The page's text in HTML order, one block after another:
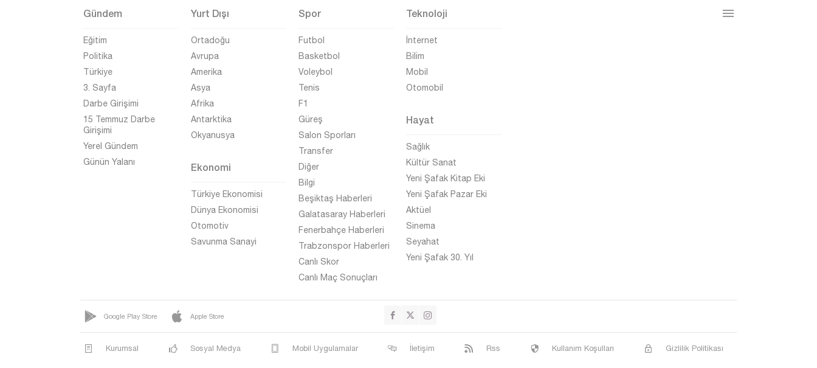
Gündem
Eğitim
Politika
Türkiye
3. Sayfa
Darbe Girişimi
15 Temmuz Darbe
Girişimi
Yerel Gündem
Günün Yalanı
Yurt Dışı
Ortadoğu
Avrupa
Amerika
Asya
Afrika
Antarktika
Okyanusya
Ekonomi
Türkiye Ekonomisi
Dünya Ekonomisi
Otomotiv
Savunma Sanayi
Spor
Futbol
Basketbol
Voleybol
Tenis
F1
Güreş
Salon Sporları
Transfer
Diğer
Bilgi
Beşiktaş Haberleri
Galatasaray Haberleri
Fenerbahçe Haberleri
Trabzonspor Haberleri
Canlı Skor
Canlı Maç Sonuçları
Teknoloji
İnternet
Bilim
Mobil
Otomobil
Hayat
Sağlık
Kültür Sanat
Yeni Şafak Kitap Eki
Yeni Şafak Pazar Eki
Aktüel
Sinema
Seyahat
Yeni Şafak 30. Yıl
Google Play Store Apple Store
Kurumsal Sosyal Medya Mobil Uygulamalar İletişim Rss Kullanım Koşulları Gizlilik Politikası